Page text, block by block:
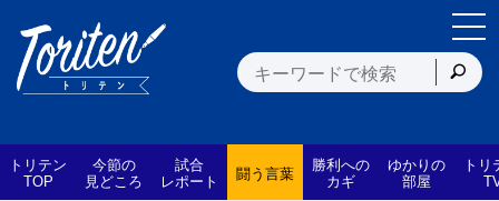
トリテン
TOP
今節の
見どころ
試合
レポート 闘う言葉 勝利への
カギ
ゆかりの
部屋
トリ